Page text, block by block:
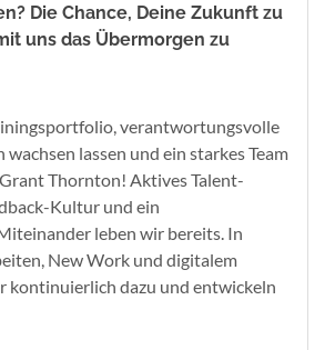
Die Chance, Deine Zukunft zu
uns das Übermorgen zu
verantwortungsvolle
wachsen lassen und ein starkes Team
Thornton! Aktives Talent-
Kultur und ein
leben wir bereits. In
New Work und digitalem
kontinuierlich dazu und entwickeln